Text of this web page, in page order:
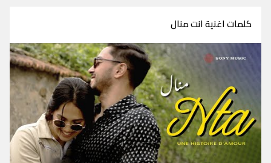
كلمات اغنية انت منال